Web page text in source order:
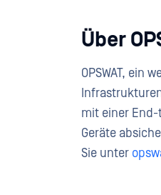
Über
OPSWAT, ein
mit einer
Geräte
Sie unter